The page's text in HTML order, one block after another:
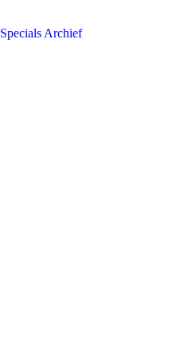
Specials Archief